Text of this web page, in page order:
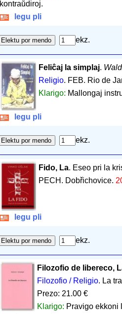
kontraŭdiroj.
legu pli
ekz.
Feliĉaj la simplaj.
Religio. FEB. Rio de
Klarigo: Mallongaj
legu pli
ekz.
Fido, La. Eseo pri la
PECH. Dobřichovice.
legu pli
ekz.
Filozofio de libereco,
Filozofio / Religio. La
Prezo: 21.00 €
Klarigo: Pravigo ekkoni